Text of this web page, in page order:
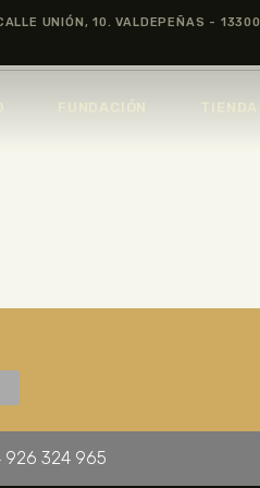
UNIÓN, 10. VALDEPEÑAS - 13300
926 324 965